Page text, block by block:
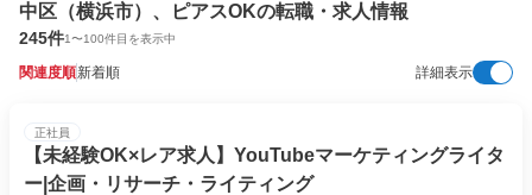
中区（横浜市）、ピアスOKの転職・求人情報
245件1〜100件目を表示中
関連度順新着順 詳細表示
正社員
【未経験OK×レア求人】YouTubeマーケティングライタ
ー|企画・リサーチ・ライティング